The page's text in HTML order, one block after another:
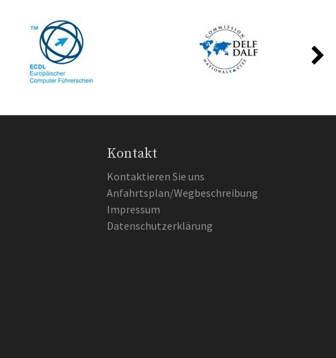
Kontakt
Kontaktieren Sie uns
Anfahrtsplan/Wegbeschreibung
Impressum
Datenschutzerklärung